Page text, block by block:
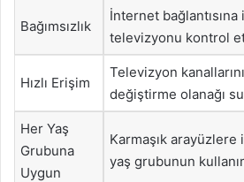
Bağımsızlık
İnternet
televizyonu kontrol
Hızlı Erişim
Televizyon
değiştirme olanağı
Her Yaş
Grubuna
Uygun
Karmaşık
yaş grubunun